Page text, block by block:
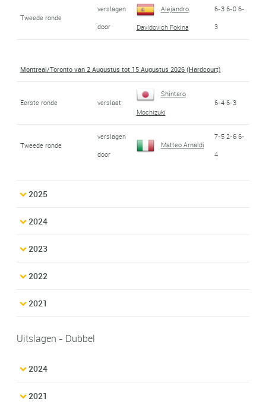
Tweede ronde
verslagen
door
Alejandro
Davidovich Fokina
6-3 6-0 6-
3
Montreal/Toronto van 2 Augustus tot 15 Augustus 2026 (Hardcourt)
Eerste ronde verslaat
Shintaro
Mochizuki
6-4 6-3
Tweede ronde
verslagen
door
Matteo Arnaldi
7-5 2-6 6-
4
2025
2024
2023
2022
2021
Uitslagen - Dubbel
2024
2021